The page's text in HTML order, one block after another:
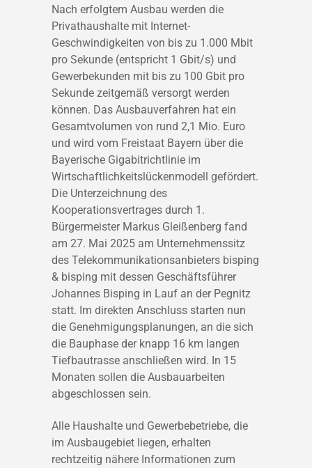
Nach erfolgtem Ausbau werden die
Privathaushalte mit Internet-
Geschwindigkeiten von bis zu 1.000 Mbit
pro Sekunde (entspricht 1 Gbit/s) und
Gewerbekunden mit bis zu 100 Gbit pro
Sekunde zeitgemäß versorgt werden
können. Das Ausbauverfahren hat ein
Gesamtvolumen von rund 2,1 Mio. Euro
und wird vom Freistaat Bayern über die
Bayerische Gigabitrichtlinie im
Wirtschaftlichkeitslückenmodell gefördert.
Die Unterzeichnung des
Kooperationsvertrages durch 1.
Bürgermeister Markus Gleißenberg fand
am 27. Mai 2025 am Unternehmenssitz
des Telekommunikationsanbieters bisping
& bisping mit dessen Geschäftsführer
Johannes Bisping in Lauf an der Pegnitz
statt. Im direkten Anschluss starten nun
die Genehmigungsplanungen, an die sich
die Bauphase der knapp 16 km langen
Tiefbautrasse anschließen wird. In 15
Monaten sollen die Ausbauarbeiten
abgeschlossen sein.
Alle Haushalte und Gewerbebetriebe, die
im Ausbaugebiet liegen, erhalten
rechtzeitig nähere Informationen zum